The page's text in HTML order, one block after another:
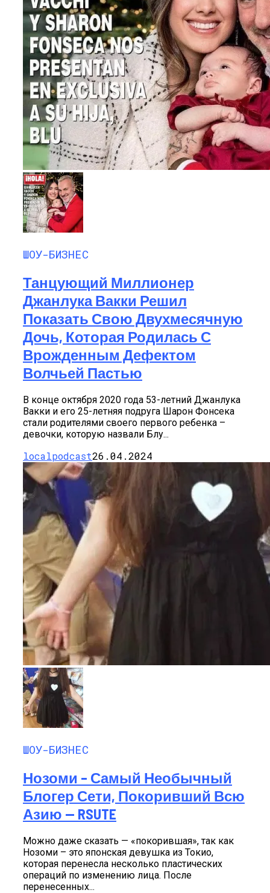
ШОУ-БИЗНЕС
Танцующий Миллионер
Джанлука Вакки Решил
Показать Свою Двухмесячную
Дочь, Которая Родилась С
Врожденным Дефектом
Волчьей Пастью
В конце октября 2020 года 53-летний Джанлука
Вакки и его 25-летняя подруга Шарон Фонсека
стали родителями своего первого ребенка –
девочки, которую назвали Блу...
localpodcast26.04.2024
ШОУ-БИЗНЕС
Нозоми – Самый Необычный
Блогер Сети, Покоривший Всю
Азию — RSUTE
Можно даже сказать — «покорившая», так как
Нозоми – это японская девушка из Токио,
которая перенесла несколько пластических
операций по изменению лица. После
перенесенных...